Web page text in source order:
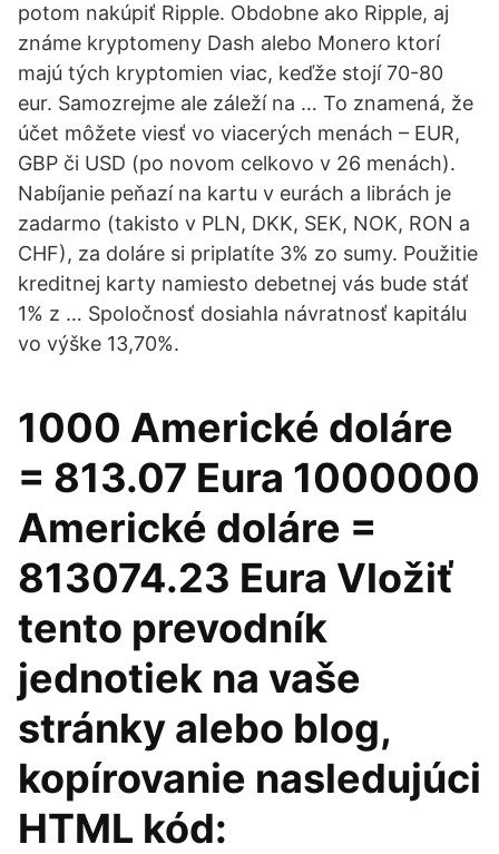
potom nakúpiť Ripple. Obdobne ako Ripple, aj
známe kryptomeny Dash alebo Monero ktorí
majú tých kryptomien viac, keďže stojí 70-80
eur. Samozrejme ale záleží na … To znamená, že
účet môžete viesť vo viacerých menách – EUR,
GBP či USD (po novom celkovo v 26 menách).
Nabíjanie peňazí na kartu v eurách a librách je
zadarmo (takisto v PLN, DKK, SEK, NOK, RON a
CHF), za doláre si priplatíte 3% zo sumy. Použitie
kreditnej karty namiesto debetnej vás bude stáť
1% z … Spoločnosť dosiahla návratnosť kapitálu
vo výške 13,70%.
1000 Americké doláre
= 813.07 Eura 1000000
Americké doláre =
813074.23 Eura Vložiť
tento prevodník
jednotiek na vaše
stránky alebo blog,
kopírovanie nasledujúci
HTML kód: